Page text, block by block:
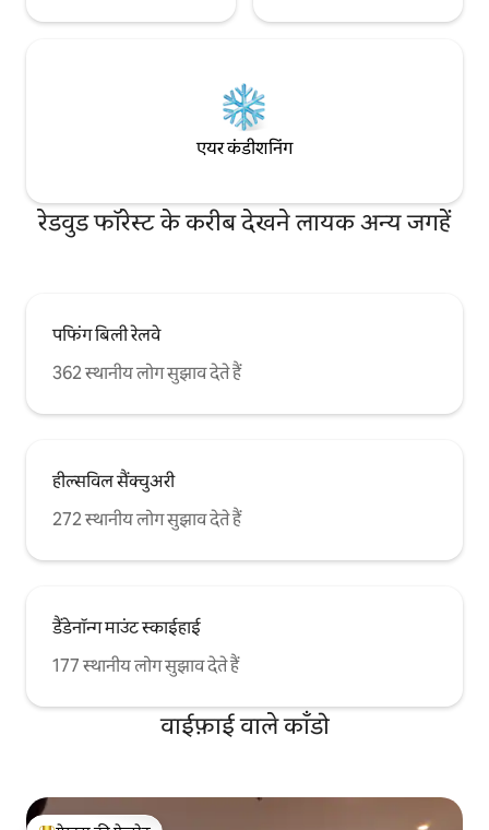
एयर कंडीशनिंग
रेडवुड फॉरेस्ट के करीब देखने लायक अन्य जगहें
पफिंग बिली रेलवे
362 स्थानीय लोग सुझाव देते हैं
हील्सविल सैंक्चुअरी
272 स्थानीय लोग सुझाव देते हैं
डैंडेनॉन्ग माउंट स्काईहाई
177 स्थानीय लोग सुझाव देते हैं
वाईफ़ाई वाले काँडो